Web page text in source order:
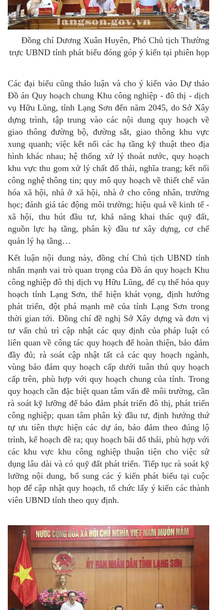
Đồng chí Dương Xuân Huyên, Phó Chủ tịch Thường
trực UBND tỉnh phát biểu đóng góp ý kiến tại phiên họp
Các đại biểu cũng thảo luận và cho ý kiến vào Dự thảo
Đồ án Quy hoạch chung Khu công nghiệp - đô thị - dịch
vụ Hữu Lũng, tỉnh Lạng Sơn đến năm 2045, do Sở Xây
dựng trình, tập trung vào các nội dung quy hoạch về
giao thông đường bộ, đường sắt, giao thông khu vực
xung quanh; việc kết nối các hạ tầng kỹ thuật theo địa
hình khác nhau; hệ thống xử lý thoát nước, quy hoạch
khu vực thu gom xử lý chất đổ thải, nghĩa trang; kết nối
công nghệ thông tin; quy mô quy hoạch về thiết chế văn
hóa xã hội, nhà ở xã hội, nhà ở cho công nhân, trường
học; đánh giá tác động môi trường; hiệu quả về kinh tế -
xã hội, thu hút đầu tư, khả năng khai thác quỹ đất,
nguồn lực hạ tầng, phân kỳ đầu tư xây dựng, cơ chế
quản lý hạ tầng…
Kết luận nội dung này, đồng chí Chủ tịch UBND tỉnh
nhấn mạnh vai trò quan trọng của Đồ án quy hoạch Khu
công nghiệp đô thị dịch vụ Hữu Lũng, để cụ thể hóa quy
hoạch tỉnh Lạng Sơn, thể hiện khát vọng, định hướng
phát triển, đột phá mạnh mẽ của tỉnh Lạng Sơn trong
thời gian tới. Đồng chí đề nghị Sở Xây dựng và đơn vị
tư vấn chủ trì cập nhật các quy định của pháp luật có
liên quan về công tác quy hoạch để hoàn thiện, bảo đảm
đầy đủ; rà soát cập nhật tất cả các quy hoạch ngành,
vùng bảo đảm quy hoạch cấp dưới tuân thủ quy hoạch
cấp trên, phù hợp với quy hoạch chung của tỉnh. Trong
quy hoạch cần đặc biệt quan tâm vấn đề môi trường, cần
rà soát kỹ lưỡng để bảo đảm phát triển đô thị, phát triển
công nghiệp; quan tâm phân kỳ đầu tư, định hướng thứ
tự ưu tiên thực hiện các dự án, bảo đảm theo đúng lộ
trình, kế hoạch đề ra; quy hoạch bãi đổ thải, phù hợp với
các khu vực khu công nghiệp thuận tiện cho việc sử
dụng lâu dài và có quỹ đất phát triển. Tiếp tục rà soát kỹ
lưỡng nội dung, bổ sung các ý kiến phát biểu tại cuộc
họp để cập nhật quy hoạch, tổ chức lấy ý kiến các thành
viên UBND tỉnh theo quy định.